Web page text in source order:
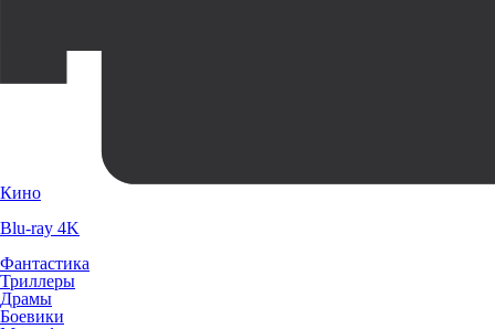
Кино
Blu-ray 4K
Фантастика
Триллеры
Драмы
Боевики